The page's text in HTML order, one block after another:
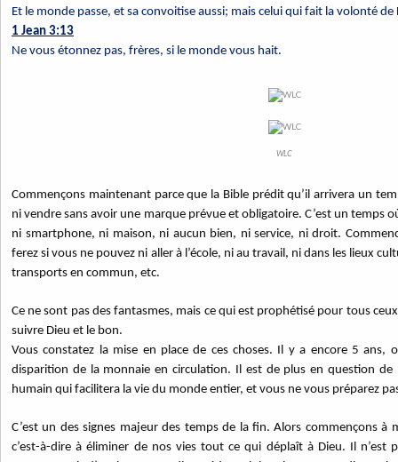
Et le monde passe, et sa convoitise aussi; mais celui qui fait la volonté
1 Jean 3:13
Ne vous étonnez pas, frères, si le monde vous hait.
WLC
Commençons maintenant parce que la Bible prédit qu’il arrivera un
ni vendre sans avoir une marque prévue et obligatoire. C’est un temps
ni smartphone, ni maison, ni aucun bien, ni service, ni droit.
ferez si vous ne pouvez ni aller à l’école, ni au travail, ni dans les lieux
transports en commun, etc.
Ce ne sont pas des fantasmes, mais ce qui est prophétisé pour tous
suivre Dieu et le bon.
Vous constatez la mise en place de ces choses. Il y a encore 5 ans,
disparition de la monnaie en circulation. Il est de plus en question de
humain qui facilitera la vie du monde entier, et vous ne vous préparez
C’est un des signes majeur des temps de la fin. Alors commençons à
c’est-à-dire à éliminer de nos vies tout ce qui déplaît à Dieu. Il n’est